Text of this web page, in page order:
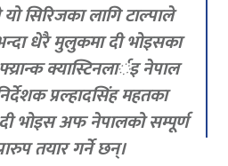
सिरिजका लागि टाल्पाले
धेरै मुलुकमा दी भोइसका
क्यास्टिनलार्इ नेपाल
प्रल्हादसिंह महतका
भोइस अफ नेपालको सम्पूर्ण
तयार गर्ने छन्।